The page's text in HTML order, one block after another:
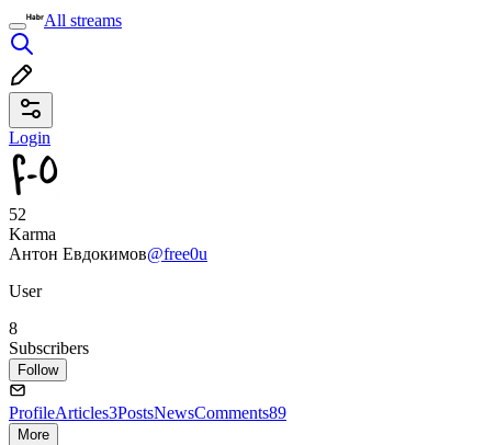
All streams
Login
52
Karma
Антон Евдокимов@free0u
User
8
Subscribers
Follow
ProfileArticles3PostsNewsComments89
More